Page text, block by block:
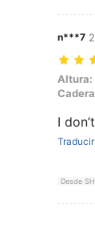
n***7
Altura:
Altura:
I
Traducir
Desde